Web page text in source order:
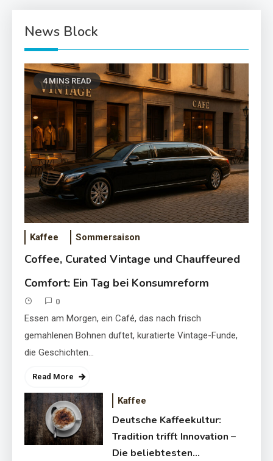
Konsumreform
Deutsche Kaffeekultur: Tradition
trifft Innovation – Die
ihre Perfektionierung
News Block
4 MINS READ
Kaffee Sommersaison
Coffee, Curated Vintage und Chauffeured
Comfort: Ein Tag bei Konsumreform
0
Essen am Morgen, ein Café, das nach frisch
gemahlenen Bohnen duftet, kuratierte Vintage-Funde,
die Geschichten…
Read More
Kaffee
Deutsche Kaffeekultur:
Tradition trifft Innovation –
Die beliebtesten